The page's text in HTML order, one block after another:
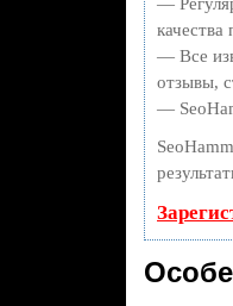
качества
— Все
отзывы,
—